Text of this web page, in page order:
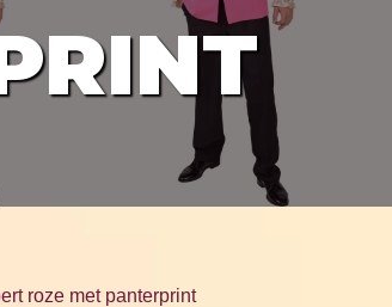
roze met panterprint